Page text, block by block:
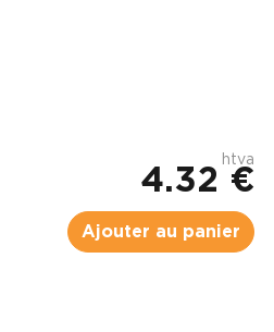
htva
4.32 €
Ajouter au panier